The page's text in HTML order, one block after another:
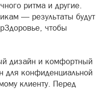
ритма и другие.
— результаты будут
чтобы
дизайн и комфортный
для конфиденциальной
клиенту. Перед